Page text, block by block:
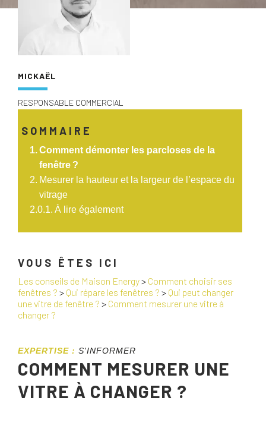
MICKAËL
RESPONSABLE COMMERCIAL
SOMMAIRE
Comment démonter les parcloses de la
fenêtre ?
Mesurer la hauteur et la largeur de l’espace du
vitrage
À lire également
VOUS ÊTES ICI
Les conseils de Maison Energy> Comment choisir ses
fenêtres ? > Qui répare les fenêtres ? > Qui peut changer
une vitre de fenêtre ? > Comment mesurer une vitre à
changer ?
EXPERTISE : S'INFORMER
COMMENT MESURER UNE
VITRE À CHANGER ?